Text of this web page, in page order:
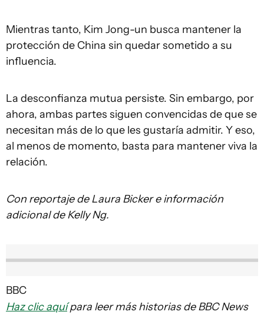
Mientras tanto, Kim Jong-un busca mantener la
protección de China sin quedar sometido a su
influencia.
La desconfianza mutua persiste. Sin embargo, por
ahora, ambas partes siguen convencidas de que se
necesitan más de lo que les gustaría admitir. Y eso,
al menos de momento, basta para mantener viva la
relación.
Con reportaje de Laura Bicker e información
adicional de Kelly Ng.
BBC
Haz clic aquípara leer más historias de BBC News